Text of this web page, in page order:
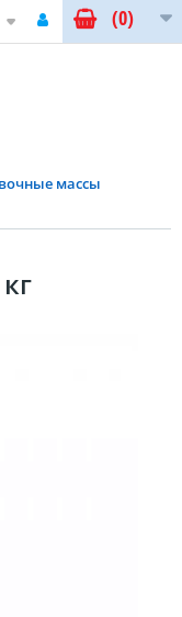
(0)
массы